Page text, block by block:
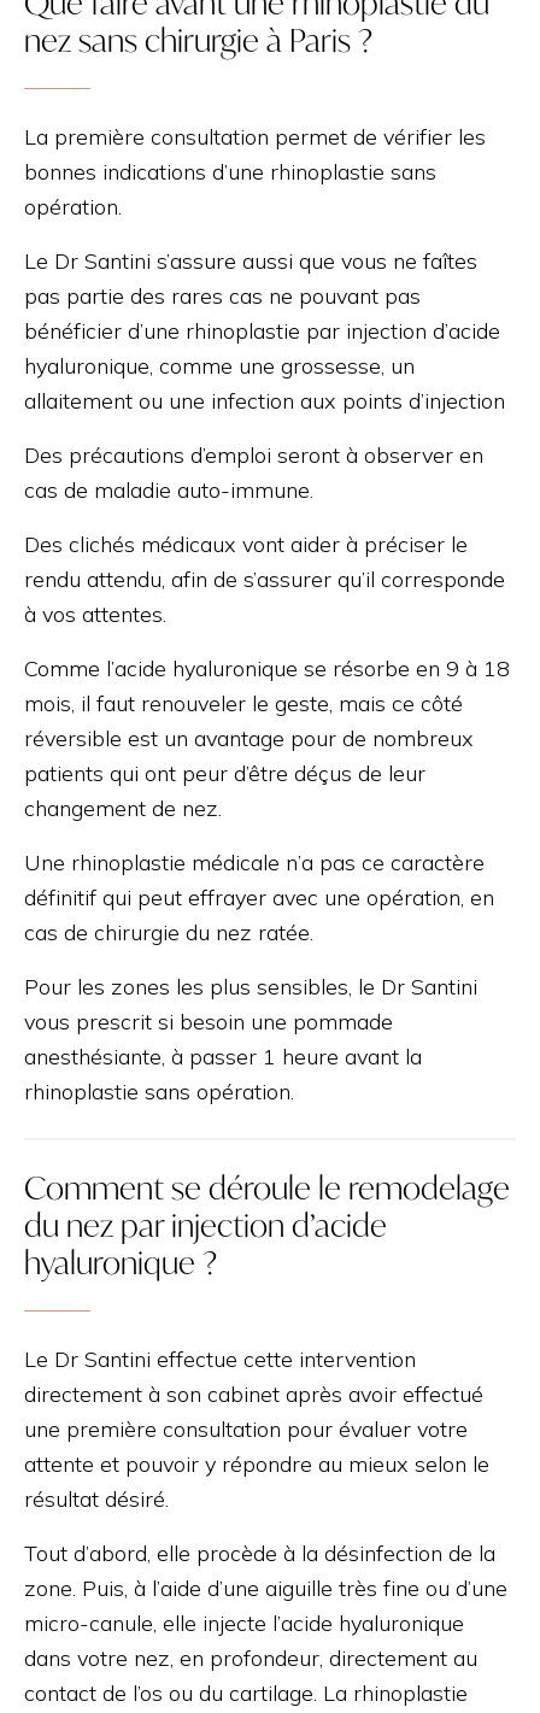
nez sans chirurgie à Paris ?
La première consultation permet de vérifier les
bonnes indications d’une rhinoplastie sans
opération.
Le Dr Santini s’assure aussi que vous ne faîtes
pas partie des rares cas ne pouvant pas
bénéficier d’une rhinoplastie par injection d’acide
hyaluronique, comme une grossesse, un
allaitement ou une infection aux points d’injection
Des précautions d’emploi seront à observer en
cas de maladie auto-immune.
Des clichés médicaux vont aider à préciser le
rendu attendu, afin de s’assurer qu’il corresponde
à vos attentes.
Comme l’acide hyaluronique se résorbe en 9 à 18
mois, il faut renouveler le geste, mais ce côté
réversible est un avantage pour de nombreux
patients qui ont peur d’être déçus de leur
changement de nez.
Une rhinoplastie médicale n’a pas ce caractère
définitif qui peut effrayer avec une opération, en
cas de chirurgie du nez ratée.
Pour les zones les plus sensibles, le Dr Santini
vous prescrit si besoin une pommade
anesthésiante, à passer 1 heure avant la
rhinoplastie sans opération.
Comment se déroule le remodelage
du nez par injection d’acide
hyaluronique ?
Le Dr Santini effectue cette intervention
directement à son cabinet après avoir effectué
une première consultation pour évaluer votre
attente et pouvoir y répondre au mieux selon le
résultat désiré.
Tout d’abord, elle procède à la désinfection de la
zone. Puis, à l’aide d’une aiguille très fine ou d’une
micro-canule, elle injecte l’acide hyaluronique
dans votre nez, en profondeur, directement au
contact de l’os ou du cartilage. La rhinoplastie